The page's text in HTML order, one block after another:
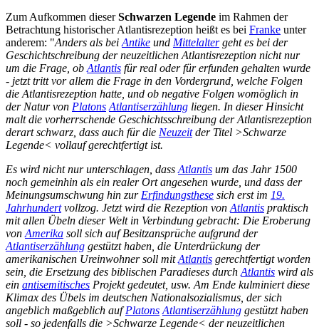
Zum Aufkommen dieserSchwarzen Legende im Rahmen der
Betrachtung historischer Atlantisrezeption heißt es bei Franke unter
anderem: "Anders als bei Antike und Mittelaltergeht es bei der
Geschichtschreibung der neuzeitlichen Atlantisrezeption nicht nur
um die Frage, ob Atlantis für real oder für erfunden gehalten wurde
- jetzt tritt vor allem die Frage in den Vordergrund, welche Folgen
die Atlantisrezeption hatte, und ob negative Folgen womöglich in
der Natur von Platons Atlantiserzählung liegen. In dieser Hinsicht
malt die vorherrschende Geschichtsschreibung der Atlantisrezeption
derart schwarz, dass auch für die Neuzeitder Titel >Schwarze
Legende< vollauf gerechtfertigt ist.
Es wird nicht nur unterschlagen, dass Atlantis um das Jahr 1500
noch gemeinhin als ein realer Ort angesehen wurde, und dass der
Meinungsumschwung hin zur Erfindungsthese sich erst im 19.
Jahrhundertvollzog. Jetzt wird die Rezeption von Atlantis praktisch
mit allen Übeln dieser Welt in Verbindung gebracht: Die Eroberung
von Amerika soll sich auf Besitzansprüche aufgrund der
Atlantiserzählung gestützt haben, die Unterdrückung der
amerikanischen Ureinwohner soll mitAtlantis gerechtfertigt worden
sein, die Ersetzung des biblischen Paradieses durch Atlantis wird als
ein antisemitisches Projekt gedeutet, usw. Am Ende kulminiert diese
Klimax des Übels im deutschen Nationalsozialismus, der sich
angeblich maßgeblich aufPlatons Atlantiserzählung gestützt haben
soll - so jedenfalls die >Schwarze Legende< der neuzeitlichen